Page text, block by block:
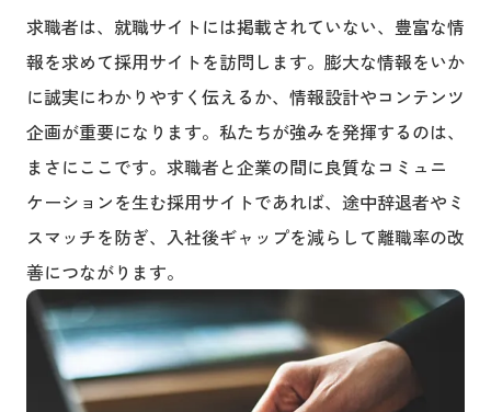
求職者は、就職サイトには掲載されていない、豊富な情
報を求めて採用サイトを訪問します。膨大な情報をいか
に誠実にわかりやすく伝えるか、情報設計やコンテンツ
企画が重要になります。私たちが強みを発揮するのは、
まさにここです。求職者と企業の間に良質なコミュニ
ケーションを生む採用サイトであれば、途中辞退者やミ
スマッチを防ぎ、入社後ギャップを減らして離職率の改
善につながります。